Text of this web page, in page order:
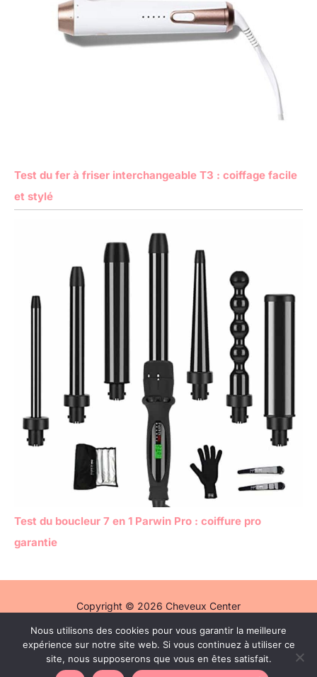
Test du fer à friser interchangeable T3 : coiffage facile
et stylé
Test du boucleur 7 en 1 Parwin Pro : coiffure pro
garantie
Copyright © 2026 Cheveux Center
Politique de confidentialité
Mentions légales
Contact
Nous utilisons des cookies pour vous garantir la meilleure
expérience sur notre site web. Si vous continuez à utiliser ce
site, nous supposerons que vous en êtes satisfait.